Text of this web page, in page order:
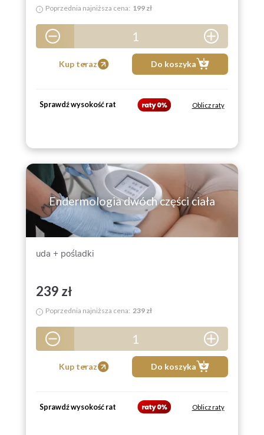
i Poprzednia najniższa cena: 199 zł
1
5
Kup teraz Do koszyka
Sprawdź wysokość rat Oblicz raty
Endermologia dwóch części ciała
uda + pośladki
239 zł
i Poprzednia najniższa cena: 239 zł
1
5
Kup teraz Do koszyka
Sprawdź wysokość rat Oblicz raty